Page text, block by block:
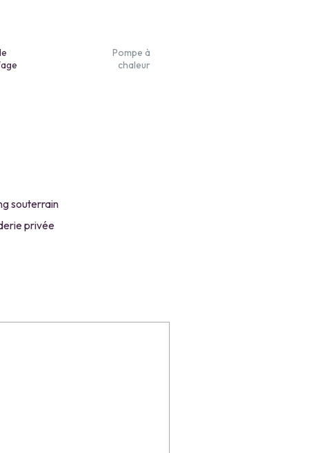
Pompe à
chaleur
souterrain
privée